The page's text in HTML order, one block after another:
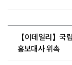
【이데일리】국
홍보대사 위촉